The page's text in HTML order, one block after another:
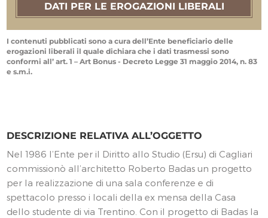
DATI PER LE EROGAZIONI LIBERALI
I contenuti pubblicati sono a cura dell’Ente beneficiario delle
erogazioni liberali il quale dichiara che i dati trasmessi sono
conformi all’ art. 1 – Art Bonus - Decreto Legge 31 maggio 2014, n. 83
e s.m.i.
DESCRIZIONE RELATIVA ALL’OGGETTO
Nel 1986 l’Ente per il Diritto allo Studio (Ersu) di Cagliari
commissionò all’architetto Roberto Badas un progetto
per la realizzazione di una sala conferenze e di
spettacolo presso i locali della ex mensa della Casa
dello studente di via Trentino. Con il progetto di Badas la